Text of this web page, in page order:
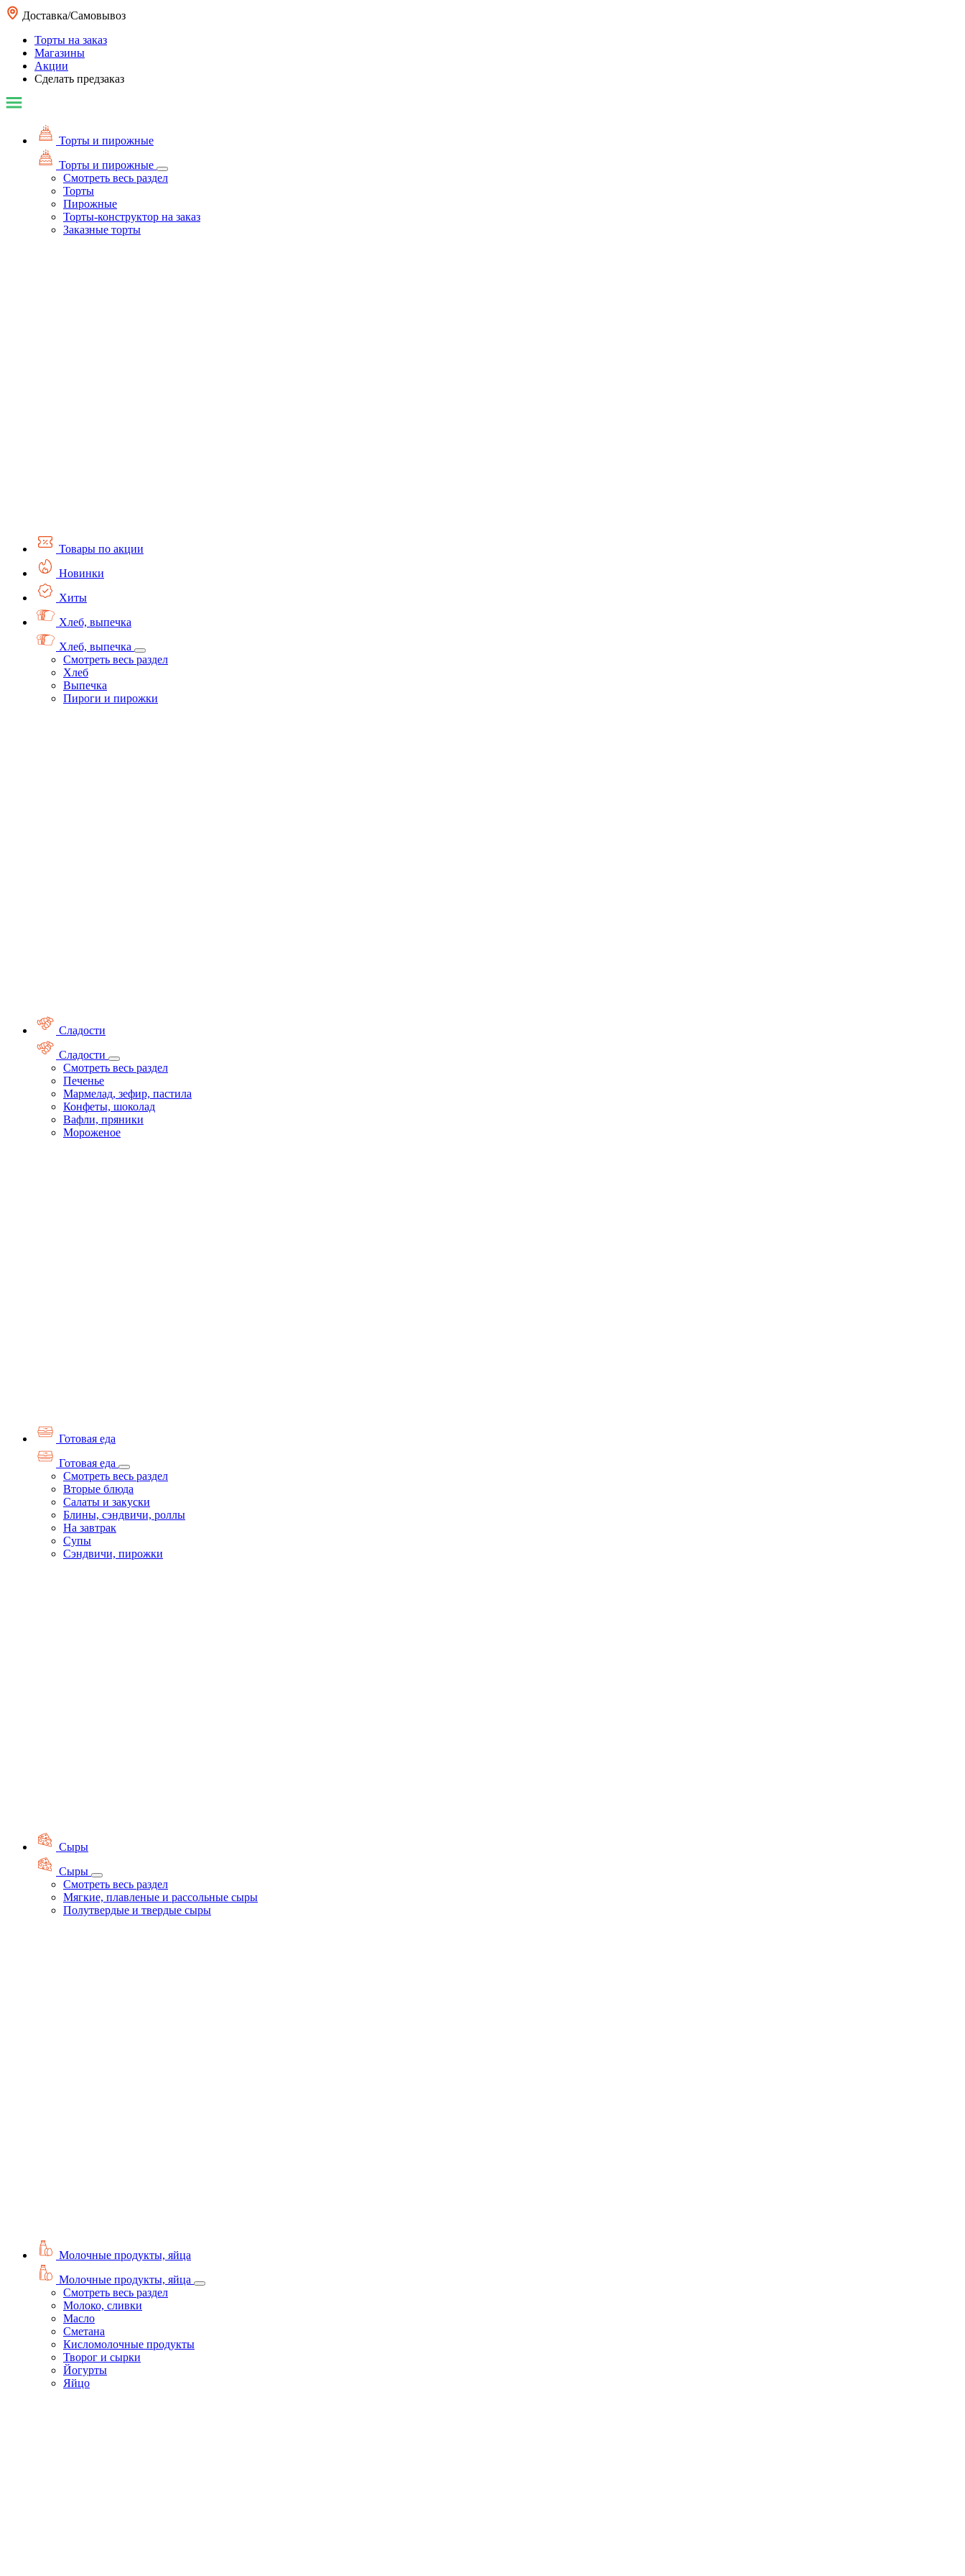
Доставка/Самовывоз
Торты на заказ
Магазины
Акции
Сделать предзаказ
Торты и пирожные
Торты и пирожные
Смотреть весь раздел
Торты
Пирожные
Торты-конструктор на заказ
Заказные торты
Товары по акции
Новинки
Хиты
Хлеб, выпечка
Хлеб, выпечка
Смотреть весь раздел
Хлеб
Выпечка
Пироги и пирожки
Сладости
Сладости
Смотреть весь раздел
Печенье
Мармелад, зефир, пастила
Конфеты, шоколад
Вафли, пряники
Мороженое
Готовая еда
Готовая еда
Смотреть весь раздел
Вторые блюда
Салаты и закуски
Блины, сэндвичи, роллы
На завтрак
Супы
Сэндвичи, пирожки
Сыры
Сыры
Смотреть весь раздел
Мягкие, плавленые и рассольные сыры
Полутвердые и твердые сыры
Молочные продукты, яйца
Молочные продукты, яйца
Смотреть весь раздел
Молоко, сливки
Масло
Сметана
Кисломолочные продукты
Творог и сырки
Йогурты
Яйцо